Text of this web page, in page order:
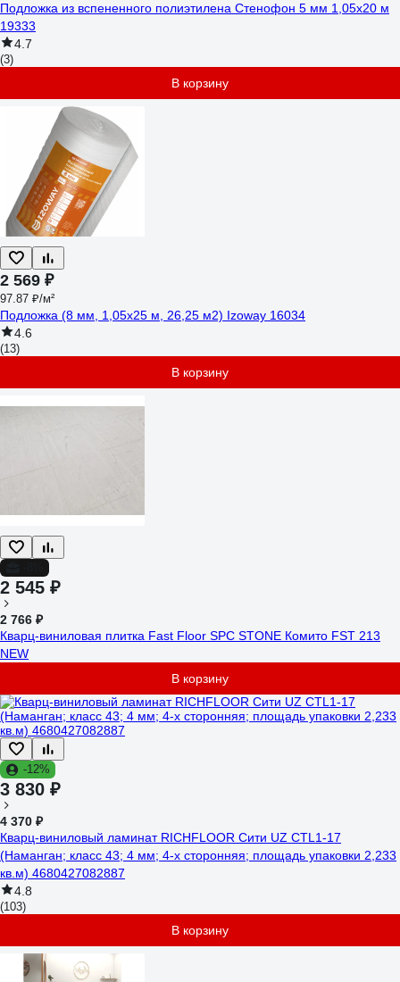
Подложка из вспененного полиэтилена Стенофон 5 мм 1,05x20 м
19333
4.7
(3)
В корзину
2 569 ₽
97.87 ₽/м²
Подложка (8 мм, 1,05x25 м, 26,25 м2) Izoway 16034
4.6
(13)
В корзину
2 545 ₽
2 766 ₽
Кварц-виниловая плитка Fast Floor SPC STONE Комито FST 213
NEW
В корзину
-12%
3 830 ₽
4 370 ₽
Кварц-виниловый ламинат RICHFLOOR Сити UZ CТL1-17
(Наманган; класс 43; 4 мм; 4-х сторонняя; площадь упаковки 2,233
кв.м) 4680427082887
4.8
(103)
В корзину